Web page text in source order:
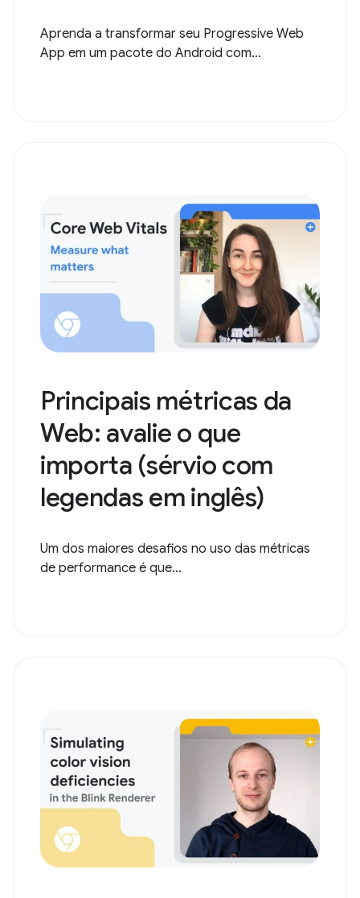
Aprenda a transformar seu Progressive Web
App em um pacote do Android com...
Principais métricas da
Web: avalie o que
importa (sérvio com
legendas em inglês)
Um dos maiores desafios no uso das métricas
de performance é que...